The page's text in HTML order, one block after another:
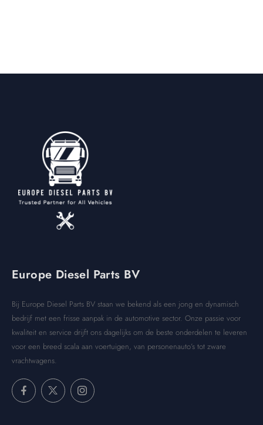
Europe Diesel Parts BV
Bij Europe Diesel Parts BV staan we bekend als een jong en dynamisch
bedrijf met een frisse aanpak in de automotive sector. Onze passie voor
kwaliteit en service drijft ons dagelijks om de beste onderdelen te leveren
voor een breed scala aan voertuigen, van personenauto’s tot zware
vrachtwagens.